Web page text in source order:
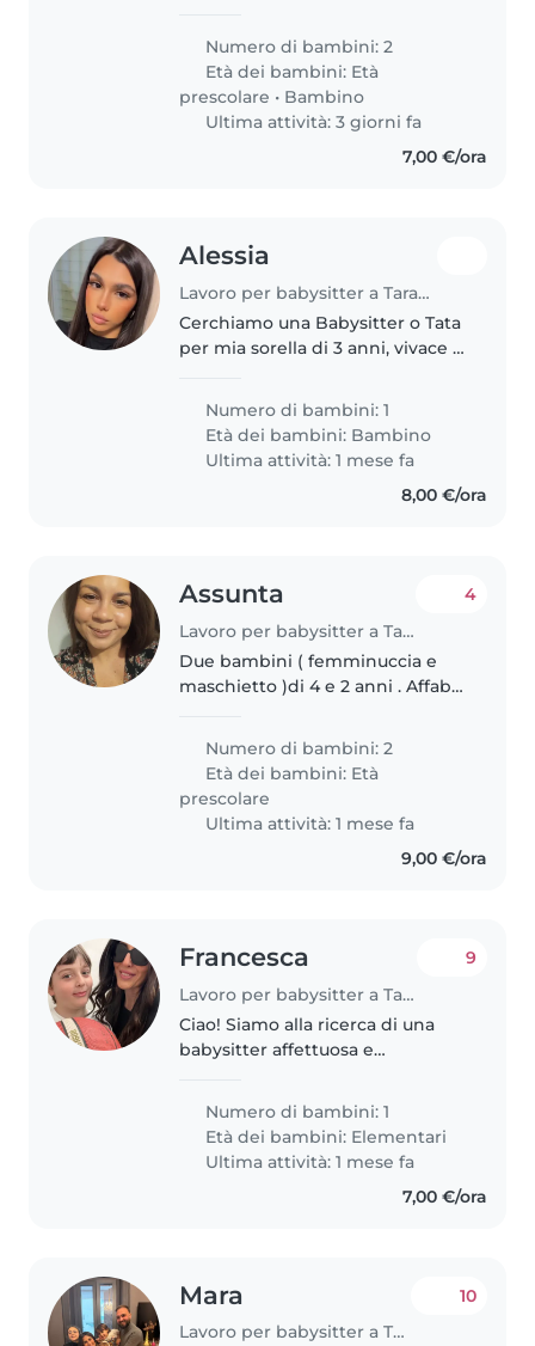
cura dei nostri 2 bambini, uno di
1 anno e mezzo uno di 4 e esitate
a contattarmi per..
Numero di bambini: 2
Età dei bambini: Età
prescolare • Bambino
Ultima attività: 3 giorni fa
7,00 €/ora
Alessia
Lavoro per babysitter a Taranto
Cerchiamo una Babysitter o Tata
per mia sorella di 3 anni, vivace e
con animali e disponibilità a
svolgere piccole faccende. Solo
madre lingua italiana...
Numero di bambini: 1
Età dei bambini: Bambino
Ultima attività: 1 mese fa
8,00 €/ora
Assunta
Lavoro per babysitter a Taranto
4
Due bambini ( femminuccia e
maschietto )di 4 e 2 anni . Affabili
Numero di bambini: 2
Età dei bambini: Età
prescolare
Ultima attività: 1 mese fa
9,00 €/ora
Francesca
Lavoro per babysitter a Taranto
9
Ciao! Siamo alla ricerca di una
babysitter affettuosa e
energico, loquace e sportivo. La
nostra famiglia ha un cane
(barboncino)..
Numero di bambini: 1
Età dei bambini: Elementari
Ultima attività: 1 mese fa
7,00 €/ora
Mara
Lavoro per babysitter a Taranto
10